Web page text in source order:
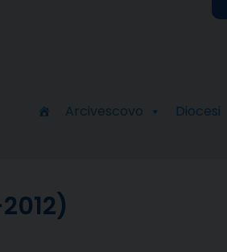
Arcivescovo Diocesi